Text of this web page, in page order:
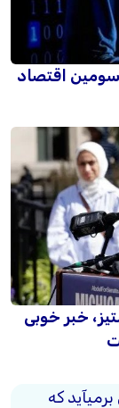
سومین اقتصاد
خبر خوبی
که